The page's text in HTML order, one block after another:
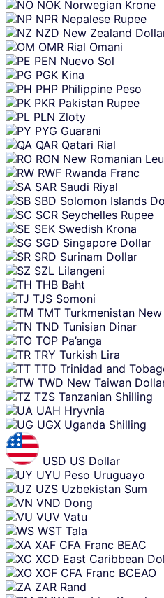
NOK Norwegian Krone
NPR Nepalese Rupee
NZD New Zealand
OMR Rial Omani
PEN Nuevo Sol
PGK Kina
PHP Philippine Peso
PKR Pakistan Rupee
PLN Zloty
PYG Guarani
QAR Qatari Rial
RON New Romanian Leu
RWF Rwanda Franc
SAR Saudi Riyal
SBD Solomon Islands
SCR Seychelles Rupee
SEK Swedish Krona
SGD Singapore Dollar
SRD Surinam Dollar
SZL Lilangeni
THB Baht
TJS Somoni
TMT Turkmenistan
TND Tunisian Dinar
TOP Pa’anga
TRY Turkish Lira
TTD Trinidad and
TWD New Taiwan
TZS Tanzanian Shilling
UAH Hryvnia
UGX Uganda Shilling
USD US Dollar
UYU Peso Uruguayo
UZS Uzbekistan Sum
VND Dong
VUV Vatu
WST Tala
XAF CFA Franc BEAC
XCD East Caribbean
XOF CFA Franc BCEAO
ZAR Rand